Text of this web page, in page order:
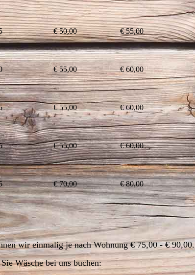
€ 50,00 € 55,00
€ 55,00 € 60,00
€ 55,00 € 60,00
€ 55,00 € 60,00
€ 70,00 € 80,00
wir einmalig je nach Wohnung € 75,00 - € 90,00.
Wäsche bei uns buchen: